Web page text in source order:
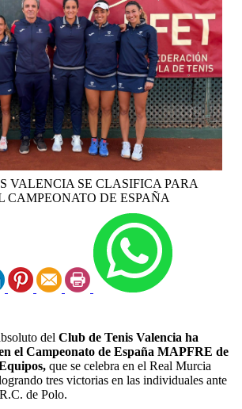
VALENCIA SE CLASIFICA PARA
CAMPEONATO DE ESPAÑA
del Club de Tenis Valencia ha
el Campeonato de España MAPFRE de
que se celebra en el Real Murcia
tres victorias en las individuales ante
de Polo.